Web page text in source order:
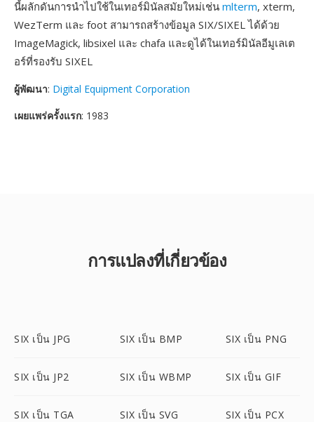
นี้ผลักดันการนำไปใช้ในเทอร์มินัลสมัยใหม่เช่น mlterm, xterm,
WezTerm และ foot สามารถสร้างข้อมูล SIX/SIXEL ได้ด้วย
ImageMagick, libsixel และ chafa และดูได้ในเทอร์มินัลอีมูเลเต
อร์ที่รองรับ SIXEL
ผู้พัฒนา: Digital Equipment Corporation
เผยแพร่ครั้งแรก: 1983
การแปลงที่เกี่ยวข้อง
SIX เป็น JPG SIX เป็น BMP SIX เป็น PNG
SIX เป็น JP2 SIX เป็น WBMP SIX เป็น GIF
SIX เป็น TGA SIX เป็น SVG SIX เป็น PCX